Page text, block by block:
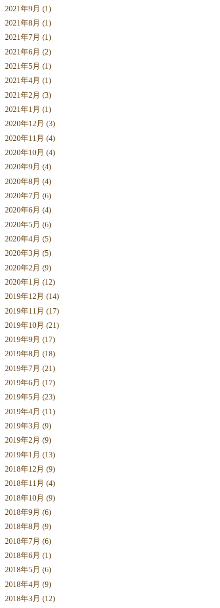
2021年9月 (1)
2021年8月 (1)
2021年7月 (1)
2021年6月 (2)
2021年5月 (1)
2021年4月 (1)
2021年2月 (3)
2021年1月 (1)
2020年12月 (3)
2020年11月 (4)
2020年10月 (4)
2020年9月 (4)
2020年8月 (4)
2020年7月 (6)
2020年6月 (4)
2020年5月 (6)
2020年4月 (5)
2020年3月 (5)
2020年2月 (9)
2020年1月 (12)
2019年12月 (14)
2019年11月 (17)
2019年10月 (21)
2019年9月 (17)
2019年8月 (18)
2019年7月 (21)
2019年6月 (17)
2019年5月 (23)
2019年4月 (11)
2019年3月 (9)
2019年2月 (9)
2019年1月 (13)
2018年12月 (9)
2018年11月 (4)
2018年10月 (9)
2018年9月 (6)
2018年8月 (9)
2018年7月 (6)
2018年6月 (1)
2018年5月 (6)
2018年4月 (9)
2018年3月 (12)